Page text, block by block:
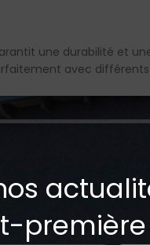
première
une durabilité et
avec
de 155 cm,
optimal pour vos
lumineuses :